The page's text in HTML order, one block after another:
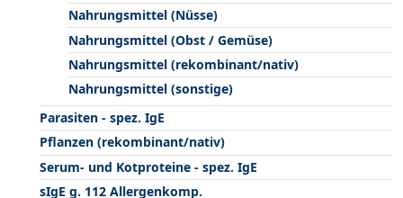
Nahrungsmittel (Nüsse)
Nahrungsmittel (Obst / Gemüse)
Nahrungsmittel (rekombinant/nativ)
Nahrungsmittel (sonstige)
Parasiten - spez. IgE
Pflanzen (rekombinant/nativ)
Serum- und Kotproteine - spez. IgE
sIgE g. 112 Allergenkomp.